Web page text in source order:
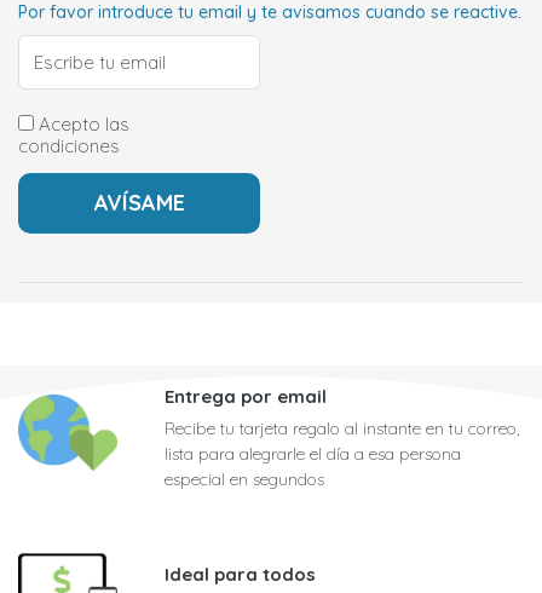
Por favor introduce tu email y te avisamos cuando se reactive.
Acepto las
condiciones
Entrega por email
Recibe tu tarjeta regalo al instante en tu correo,
lista para alegrarle el día a esa persona
especial en segundos
Ideal para todos